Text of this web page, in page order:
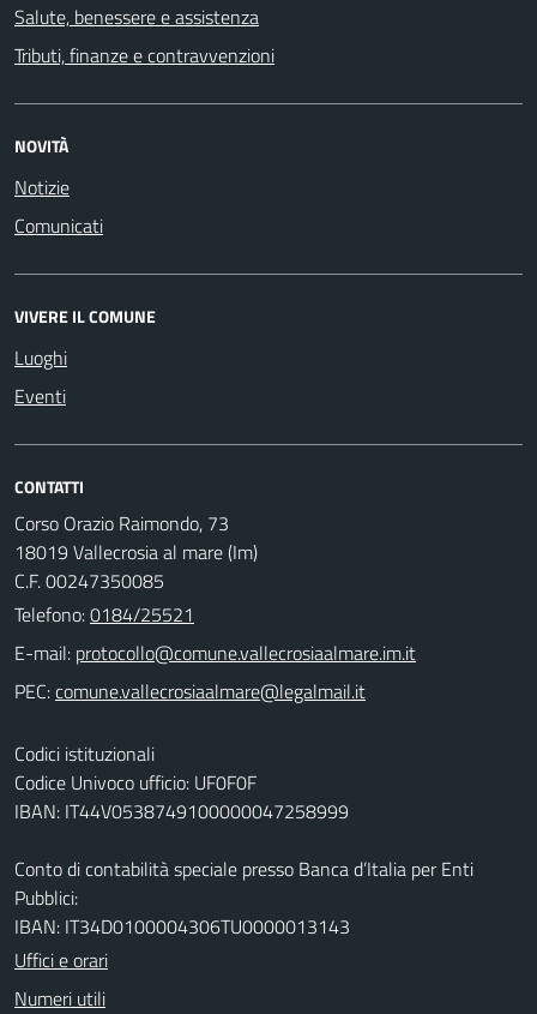
Salute, benessere e assistenza
Tributi, finanze e contravvenzioni
NOVITÀ
Notizie
Comunicati
VIVERE IL COMUNE
Luoghi
Eventi
CONTATTI
Corso Orazio Raimondo, 73
18019 Vallecrosia al mare (Im)
C.F. 00247350085
Telefono:0184/25521
E-mail:
PEC:
Codici istituzionali
Codice Univoco ufficio: UF0F0F
IBAN: IT44V0538749100000047258999
Conto di contabilità speciale presso Banca d’Italia per Enti
Pubblici:
IBAN: IT34D0100004306TU0000013143
Uffici e orari
Numeri utili